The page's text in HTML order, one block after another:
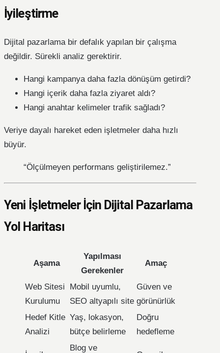
İyileştirme
Dijital pazarlama bir defalık yapılan bir çalışma
değildir. Sürekli analiz gerektirir.
Hangi kampanya daha fazla dönüşüm getirdi?
Hangi içerik daha fazla ziyaret aldı?
Hangi anahtar kelimeler trafik sağladı?
Veriye dayalı hareket eden işletmeler daha hızlı
büyür.
“Ölçülmeyen performans geliştirilemez.”
Yeni İşletmeler İçin Dijital Pazarlama
Yol Haritası
Aşama
Yapılması
Gerekenler
Amaç
Web Sitesi
Kurulumu
Mobil uyumlu,
SEO altyapılı site
Güven ve
görünürlük
Hedef Kitle
Analizi
Yaş, lokasyon,
bütçe belirleme
Doğru
hedefleme
Blog ve